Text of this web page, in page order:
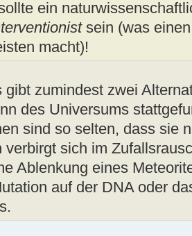
ein
sein (was
macht)!
gibt zumindest zwei
des Universums
sind so selten, dass sie
verbirgt sich im
Ablenkung eines
auf der DNA oder